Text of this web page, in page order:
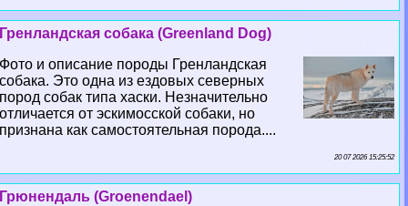
Гренландская собака (Greenland Dog)
Фото и описание породы Гренландская
собака. Это одна из ездовых северных
пород собак типа хаски. Незначительно
отличается от эскимосской собаки, но
признана как самостоятельная порода....
20 07 2026 15:25:52
Грюнендаль (Groenendael)